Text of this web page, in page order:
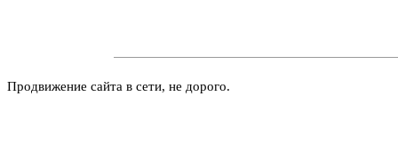
Продвижение сайта в сети, не дорого.